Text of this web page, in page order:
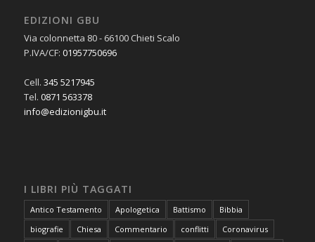
EDIZIONI GBU
Via colonnetta 80 - 66100 Chieti Scalo
P.IVA/CF: 01957750696
Cell. 345 5217945
Tel. 0871 563378
info@edizionigbu.it
I LIBRI PIÙ TAGGATI
Antico Testamento Apologetica Battismo
Bibbia
biografie
Chiesa Commentario conflitti
Coronavirus